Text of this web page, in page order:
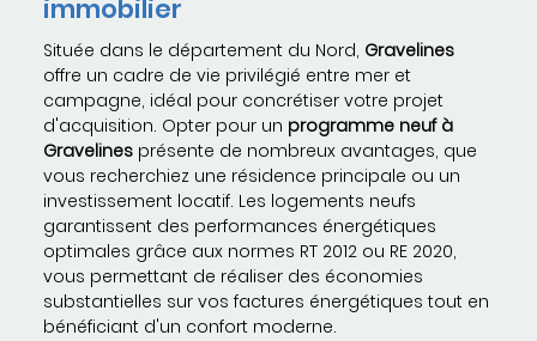
immobilier
Située dans le département du Nord, Gravelines
offre un cadre de vie privilégié entre mer et
campagne, idéal pour concrétiser votre projet
d'acquisition. Opter pour un programme neuf à
Gravelines présente de nombreux avantages, que
vous recherchiez une résidence principale ou un
investissement locatif. Les logements neufs
garantissent des performances énergétiques
optimales grâce aux normes RT 2012 ou RE 2020,
vous permettant de réaliser des économies
substantielles sur vos factures énergétiques tout en
bénéficiant d'un confort moderne.